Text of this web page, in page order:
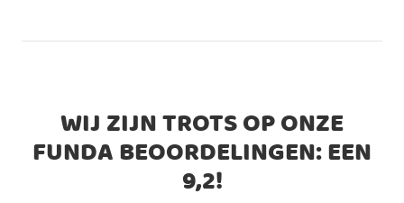
WIJ ZIJN TROTS OP ONZE
FUNDA BEOORDELINGEN: EEN
9,2!